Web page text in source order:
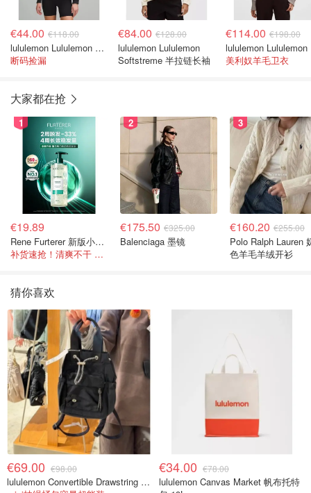
€44.00 €118.00
lululemon Lululemon Softstreme 短款宽松卫衣
断码捡漏
€84.00 €128.00
lululemon Lululemon
Softstreme 半拉链长袖
€114.00 €198.00
美利奴羊毛卫衣
大家都在抢
1
€19.89
Rene Furterer 新版小白珠洗发水 500ml
补货速抢！清爽不干 蓬松强韧秀发
2
€175.50 €325.00
Balenciaga 墨镜
3
€160.20 €255.00
Polo Ralph Lauren
色羊毛羊绒开衫
猜你喜欢
€69.00 €98.00
lululemon Convertible Drawstring Bucket Bag Mini 5L
€34.00 €78.00
lululemon Canvas Market 帆布托特